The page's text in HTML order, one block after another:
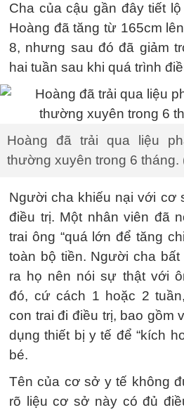
Cha của cậu gần đây tiết
Hoàng đã tăng từ 165cm
8, nhưng sau đó đã giảm
hai tuần sau khi quá trình
Hoàng đã trải qua liệu
thường xuyên trong 6 tháng.
Người cha khiếu nại với cơ
điều trị. Một nhân viên đã
trai ông “quá lớn để tăng
toàn bộ tiền. Người cha
ra họ nên nói sự thật với
đó, cứ cách 1 hoặc 2
con trai đi điều trị, bao gồm
dụng thiết bị y tế để “kích
bé.
Tên của cơ sở y tế không
rõ liệu cơ sở này có đủ